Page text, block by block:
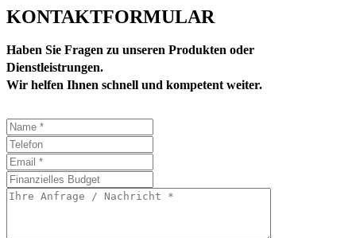
KONTAKTFORMULAR
Haben Sie Fragen zu unseren Produkten oder
Dienstleistrungen.
Wir helfen Ihnen schnell und kompetent weiter.